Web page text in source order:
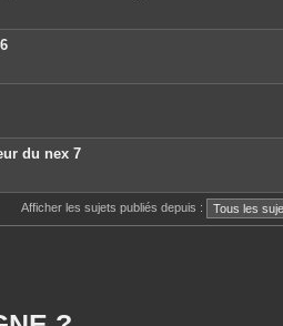
du nex 7
Afficher les sujets publiés depuis :